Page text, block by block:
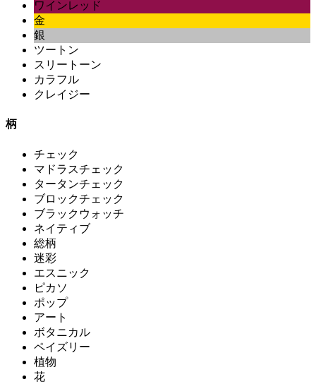
ワインレッド
金
銀
ツートン
スリートーン
カラフル
クレイジー
柄
チェック
マドラスチェック
タータンチェック
ブロックチェック
ブラックウォッチ
ネイティブ
総柄
迷彩
エスニック
ピカソ
ポップ
アート
ボタニカル
ペイズリー
植物
花